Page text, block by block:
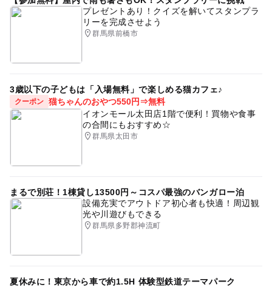
プレゼントあり！クイズを解いてスタンプラ
リーを完成させよう
群馬県前橋市
3歳以下の子どもは「入場無料」で楽しめる猫カフェ♪
クーポン 猫ちゃんのおやつ550円⇒無料
イオンモール太田店1階で便利！買物や食事
の合間にもおすすめ☆
群馬県太田市
まるで別荘！1棟貸し13500円～コスパ最強のバンガロー泊
設備充実でアウトドア初心者も快適！周辺観
光や川遊びもできる
群馬県多野郡神流町
夏休みに！東京から車で約1.5H 体験型鉄道テーマパーク